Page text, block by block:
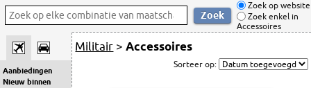
Zoek op website
Zoek enkel in
Accessoires
Aanbiedingen
Nieuw binnen
Militair >Accessoires
Sorteer op: